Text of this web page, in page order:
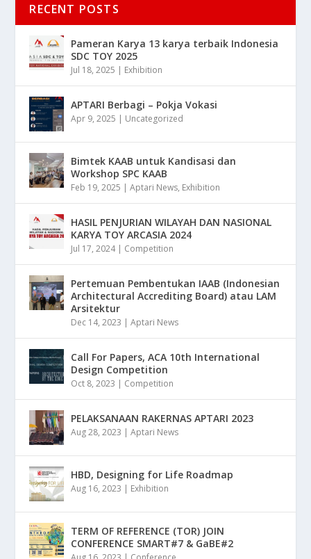
RECENT POSTS
Pameran Karya 13 karya terbaik Indonesia
SDC TOY 2025
Jul 18, 2025 | Exhibition
APTARI Berbagi – Pokja Vokasi
Apr 9, 2025 | Uncategorized
Bimtek KAAB untuk Kandisasi dan
Workshop SPC KAAB
Feb 19, 2025 |Aptari News, Exhibition
HASIL PENJURIAN WILAYAH DAN NASIONAL
KARYA TOY ARCASIA 2024
Jul 17, 2024| Competition
Pertemuan Pembentukan IAAB (Indonesian
Architectural Accrediting Board) atau LAM
Arsitektur
Dec 14, 2023 |Aptari News
Call For Papers, ACA 10th International
Design Competition
Oct 8, 2023 | Competition
PELAKSANAAN RAKERNAS APTARI 2023
Aug 28, 2023 |Aptari News
HBD, Designing for Life Roadmap
Aug 16, 2023 | Exhibition
TERM OF REFERENCE (TOR) JOIN
CONFERENCE SMART#7 & GaBE#2